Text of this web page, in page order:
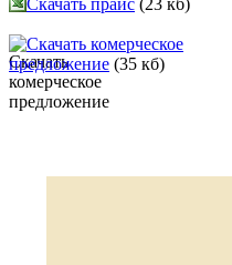
Скачать прайс (23 кб)
Скачать комерческое
предложение (35 кб)